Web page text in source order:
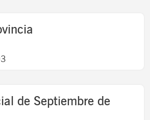
de Septiembre de